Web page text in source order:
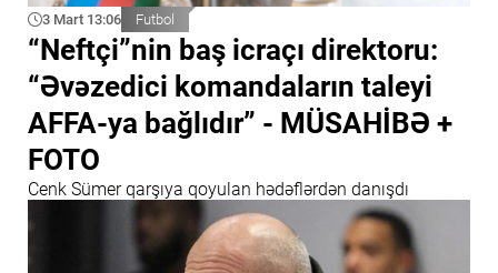
3 Mart 13:06 Futbol
“Neftçi”nin baş icraçı direktoru:
“Əvəzedici komandaların taleyi
AFFA-ya bağlıdır” - MÜSAHİBƏ +
FOTO
Cenk Sümer qarşıya qoyulan hədəflərdən danışdı